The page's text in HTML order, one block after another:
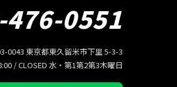
476-0551
0043 東京都東久留米市下里 5-3-3
/ CLOSED 水・第1第2第3木曜日